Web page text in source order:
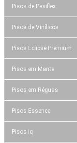
Pisos de Paviflex
Pisos de Vinílicos
Pisos Eclipse Premium
Pisos em Manta
Pisos em Réguas
Pisos Essence
Pisos Iq